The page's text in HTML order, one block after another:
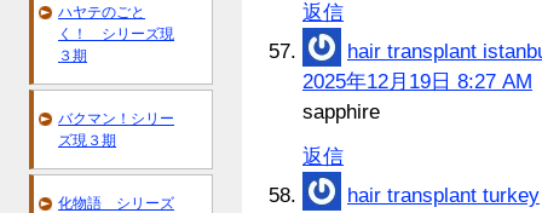
返信
hair transplant
2025年12月19日 8:27 AM
sapphire
返信
hair transplant turkey
ハヤテのごと
く！ シリーズ現
３期
バクマン！シリー
ズ現３期
化物語 シリーズ